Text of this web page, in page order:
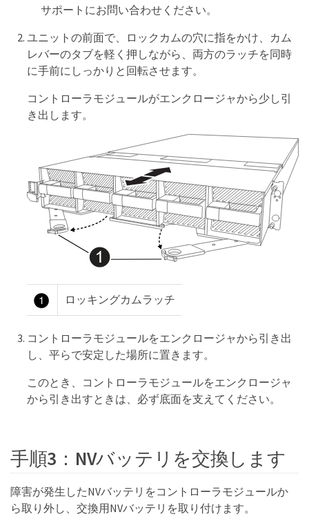
サポートにお問い合わせください。
ユニットの前面で、ロックカムの穴に指をかけ、カム
レバーのタブを軽く押しながら、両方のラッチを同時
に手前にしっかりと回転させます。
コントローラモジュールがエンクロージャから少し引
き出します。
ロッキングカムラッチ
コントローラモジュールをエンクロージャから引き出
し、平らで安定した場所に置きます。
このとき、コントローラモジュールをエンクロージャ
から引き出すときは、必ず底面を支えてください。
手順3：NVバッテリを交換します
障害が発生したNVバッテリをコントローラモジュールか
ら取り外し、交換用NVバッテリを取り付けます。